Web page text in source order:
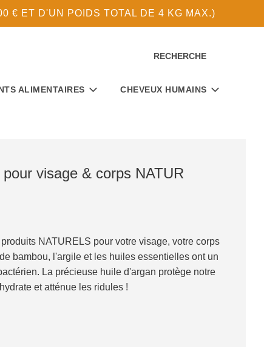
€ ET D'UN POIDS TOTAL DE 4 KG MAX.)
RECHERCHE
ALIMENTAIRES CHEVEUX HUMAINS
visage & corps NATUR
NATURELS pour votre visage, votre corps
bambou, l'argile et les huiles essentielles ont un
La précieuse huile d'argan protège notre
et atténue les ridules !